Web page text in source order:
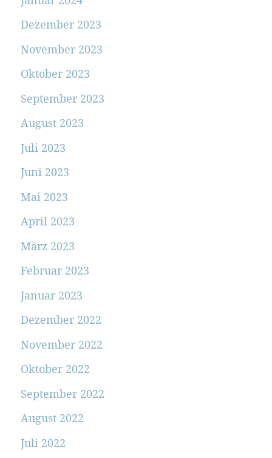
Dezember 2023
November 2023
Oktober 2023
September 2023
August 2023
Juli 2023
Juni 2023
Mai 2023
April 2023
März 2023
Februar 2023
Januar 2023
Dezember 2022
November 2022
Oktober 2022
September 2022
August 2022
Juli 2022